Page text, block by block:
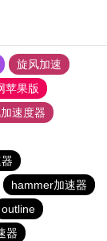
旋风加速
苹果版
速度器
hammer加速器
outline
器